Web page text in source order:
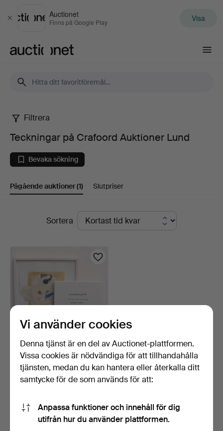
Stäng
Auctionet
Finns på Google Play Visa
Teckningar
på
Crafoord
Auktioner
Filtrera
Teckningar på Crafoord Auktioner Lund
Bevaka sökning
Pågående auktioner(1) Slutpriser
PågåendeSortera
SUSAN WEIL. "DREAMING"
UR SERIEN "THE EPIP…
Bevaka sökning
Vi använder cookies
Denna tjänst är en del av Auctionet-plattformen.
Vissa cookies är nödvändiga för att tillhandahålla
tjänsten, medan du kan hantera eller återkalla ditt
samtycke för de som används för att:
Anpassa funktioner och innehåll för dig
utifrån hur du använder plattformen.